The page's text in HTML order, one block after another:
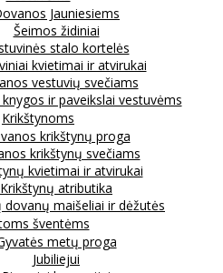
Jauniesiems
Šeimos židiniai
stalo kortelės
kvietimai ir atvirukai
vestuvių svečiams
ir paveikslai vestuvėms
Krikštynoms
krikštynų proga
krikštynų svečiams
kvietimai ir atvirukai
Krikštynų atributika
dovanų maišeliai ir dėžutės
šventėms
metų proga
Jubiliejui